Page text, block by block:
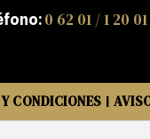
0 62 01 / 1 20 01
CONDICIONES